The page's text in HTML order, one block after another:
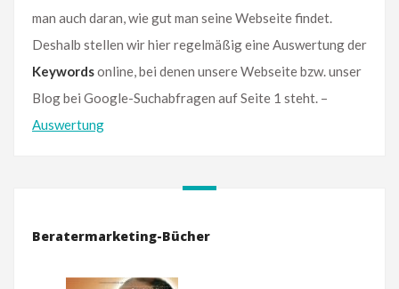
man auch daran, wie gut man seine Webseite findet.
Deshalb stellen wir hier regelmäßig eine Auswertung der
Keywordsonline, bei denen unsere Webseite bzw. unser
Blog bei Google-Suchabfragen auf Seite 1 steht. –
Auswertung
Beratermarketing-Bücher